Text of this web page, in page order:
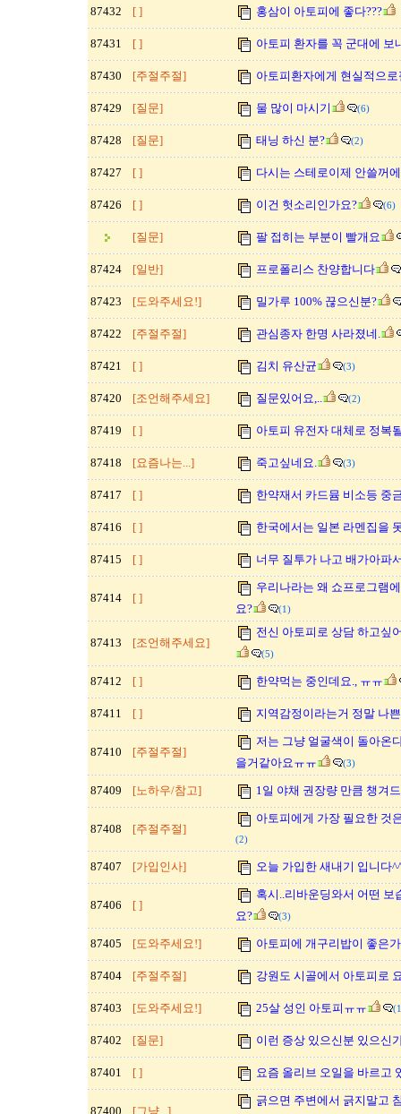
87432 [ ] 홍삼이 아토피에 좋다???
87431 [ ] 아토피 환자를 꼭 군대에 보
87430 [주절주절] 아토피환자에게 현실적으
87429 [질문] 물 많이 마시기 (6)
87428 [질문] 태닝 하신 분? (2)
87427 [ ] 다시는 스테로이제 안쓸꺼
87426 [ ] 이건 헛소리인가요? (6)
[질문] 팔 접히는 부분이 빨개요
87424 [일반] 프로폴리스 찬양합니다
87423 [도와주세요!] 밀가루 100% 끊으신분?
87422 [주절주절] 관심종자 한명 사라졌네.
87421 [ ] 김치 유산균 (3)
87420 [조언해주세요] 질문있어요,.. (2)
87419 [ ] 아토피 유전자 대체로 정복
87418 [요즘나는...] 죽고싶네요. (3)
87417 [ ] 한약재서 카드뮴 비소등 중
87416 [ ] 한국에서는 일본 라멘집을
87415 [ ] 너무 질투가 나고 배가아파
87414 [ ]
우리나라는 왜 쇼프로그램
요?
(1)
87413 [조언해주세요]
전신 아토피로 상담 하고싶
(5)
87412 [ ] 한약먹는 중인데요., ㅠㅠ
87411 [ ] 지역감정이라는거 정말 나
87410 [주절주절]
저는 그냥 얼굴색이 돌아온
을거같아요ㅠㅠ
(3)
87409 [노하우/참고] 1일 야채 권장량 만큼 챙겨
87408 [주절주절]
아토피에게 가장 필요한 것
(2)
87407 [가입인사] 오늘 가입한 새내기 입니다
87406 [ ]
혹시..리바운딩와서 어떤
요?
(3)
87405 [도와주세요!] 아토피에 개구리밥이 좋은
87404 [주절주절] 강원도 시골에서 아토피로
87403 [도와주세요!] 25살 성인 아토피ㅠㅠ
87402 [질문] 이런 증상 있으신분 있으신
87401 [ ] 요즘 올리브 오일을 바르고
87400 [그냥...]
긁으면 주변에서 긁지말고